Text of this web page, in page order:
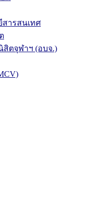
ารสนเทศ
สิตจุฬาฯ (อบจ.)